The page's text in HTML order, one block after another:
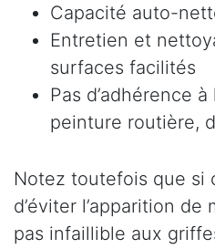
Capacité auto-
Entretien et
surfaces facilités
Pas d’adhérence
peinture routière,
Notez toutefois que si
d’éviter l’apparition de
pas infaillible aux